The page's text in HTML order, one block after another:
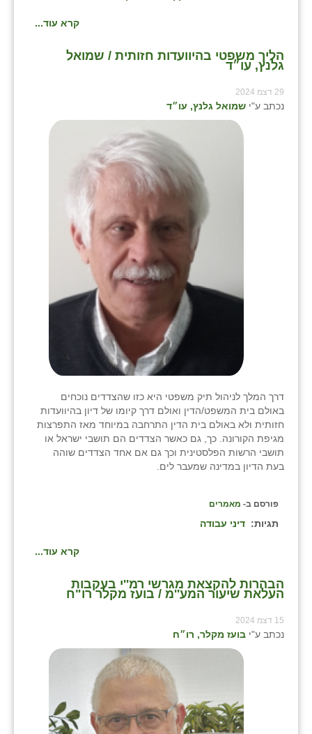
קרא עוד...
הליך משפטי בהיוועדות חזותית / שמואל
גלנץ, עו״ד
29 דצמ 2024
נכתב ע"י שמואל גלנץ, עו״ד
דרך המלך לניהול תיק משפטי היא כזו שהצדדים נוכחים
באולם בית המשפט/הדין ואולם דרך קיומו של דיון בהיוועדות
חזותית ולא באולם בית הדין התרחבה במיוחד מאז התפרצות
מגיפת הקורונה. כך, גם כאשר הצדדים הם תושבי ישראל או
תושבי הרשות הפלסטינית וכך גם אם אחד הצדדים שוהה
בעת הדיון במדינה שמעבר לים.
פורסם ב- מאמרים
תגיות: דיני עבודה
קרא עוד...
הבהרות להקצאת מגרשי רמ''י בעקבות
העלאת שיעור המע''מ / בועז מקלר רו"ח
15 דצמ 2024
נכתב ע"י בועז מקלר, רו״ח